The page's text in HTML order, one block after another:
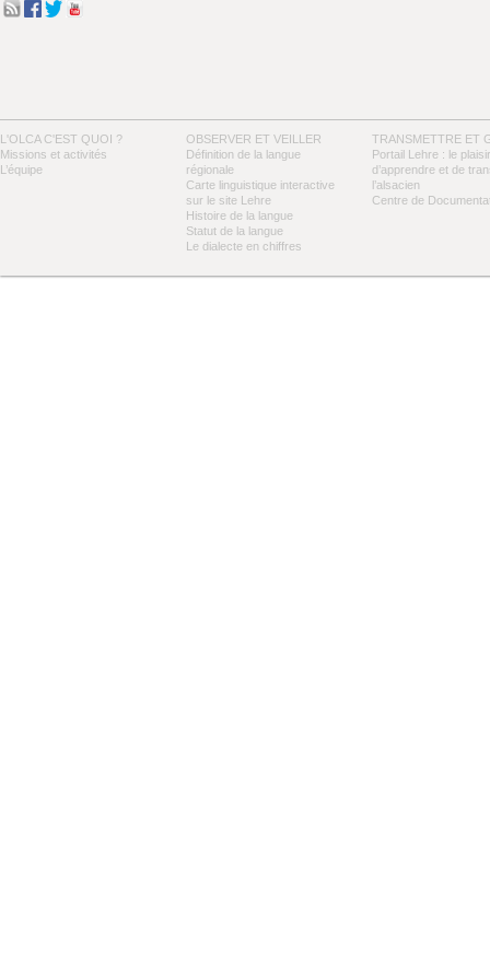
L'OLCA C'EST QUOI ?
Missions et activités
L’équipe
OBSERVER ET VEILLER
Définition de la langue
régionale
Carte linguistique interactive
sur le site Lehre
Histoire de la langue
Statut de la langue
Le dialecte en chiffres
TRANSMETTRE ET
Portail Lehre : le plaisir
d’apprendre et de
l’alsacien
Centre de